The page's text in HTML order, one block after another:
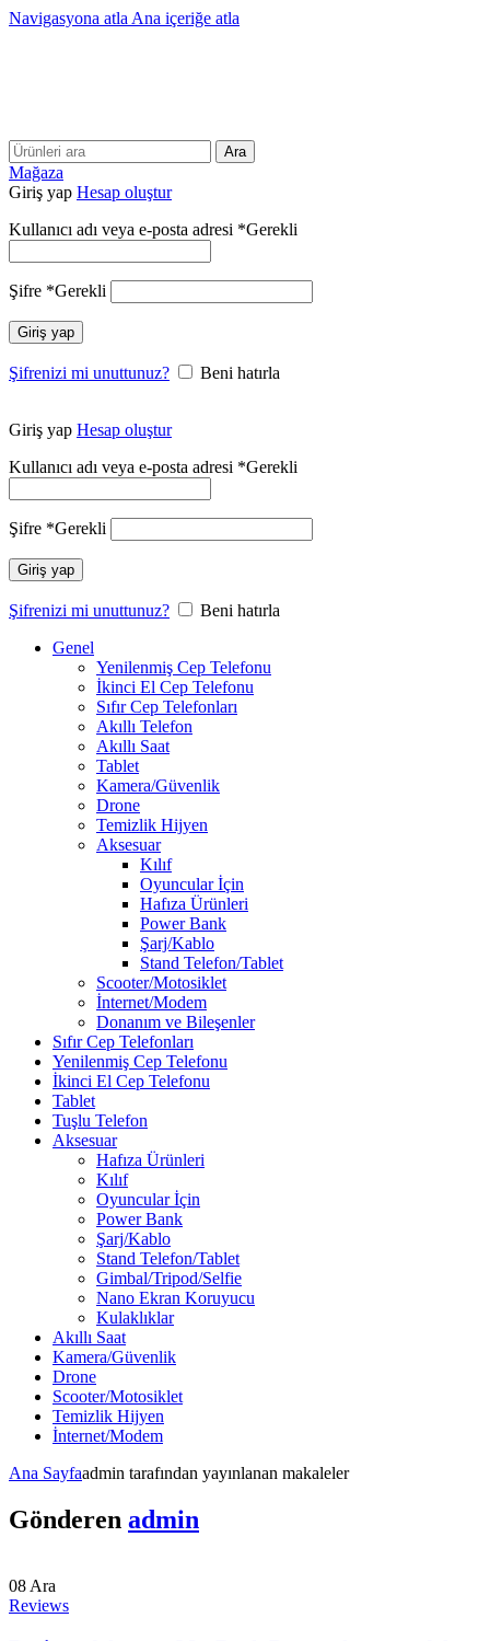
Navigasyona atla Ana içeriğe atla
Ara
Mağaza
Giriş yap Hesap oluştur
Kullanıcı adı veya e-posta adresi *Gerekli
Şifre *Gerekli
Giriş yap
Şifrenizi mi unuttunuz? Beni hatırla
Giriş yap Hesap oluştur
Kullanıcı adı veya e-posta adresi *Gerekli
Şifre *Gerekli
Giriş yap
Şifrenizi mi unuttunuz?
Beni hatırla
Genel
Yenilenmiş Cep Telefonu
İkinci El Cep Telefonu
Sıfır Cep Telefonları
Akıllı Telefon
Akıllı Saat
Tablet
Kamera/Güvenlik
Drone
Temizlik Hijyen
Aksesuar
Kılıf
Oyuncular İçin
Hafıza Ürünleri
Power Bank
Şarj/Kablo
Stand Telefon/Tablet
Scooter/Motosiklet
İnternet/Modem
Donanım ve Bileşenler
Sıfır Cep Telefonları
Yenilenmiş Cep Telefonu
İkinci El Cep Telefonu
Tablet
Tuşlu Telefon
Aksesuar
Hafıza Ürünleri
Kılıf
Oyuncular İçin
Power Bank
Şarj/Kablo
Stand Telefon/Tablet
Gimbal/Tripod/Selfie
Nano Ekran Koruyucu
Kulaklıklar
Akıllı Saat
Kamera/Güvenlik
Drone
Scooter/Motosiklet
Temizlik Hijyen
İnternet/Modem
Ana Sayfaadmin tarafından yayınlanan makaleler
Gönderen admin
08 Ara
Reviews